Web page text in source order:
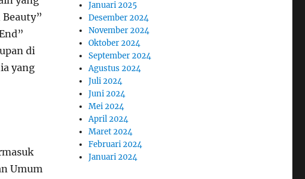
di
yang
Umum
Januari 2025
Desember 2024
November 2024
Oktober 2024
September 2024
Agustus 2024
Juli 2024
Juni 2024
Mei 2024
April 2024
Maret 2024
Februari 2024
Januari 2024